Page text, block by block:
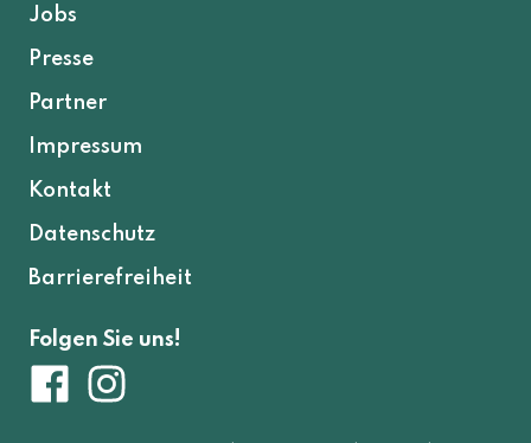
Jobs
Presse
Partner
Impressum
Kontakt
Datenschutz
Barrierefreiheit
Folgen Sie uns!